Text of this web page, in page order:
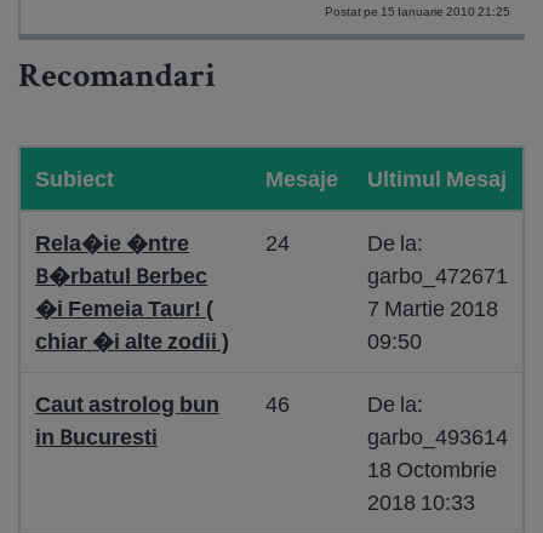
Postat pe 15 Ianuarie 2010 21:25
Recomandari
Subiect Mesaje Ultimul Mesaj
Rela�ie �ntre
B�rbatul Berbec
�i Femeia Taur! (
chiar �i alte zodii )
24
De la:
garbo_472671
7 Martie 2018
09:50
Caut astrolog bun
in Bucuresti
46
De la:
garbo_493614
18 Octombrie
2018 10:33